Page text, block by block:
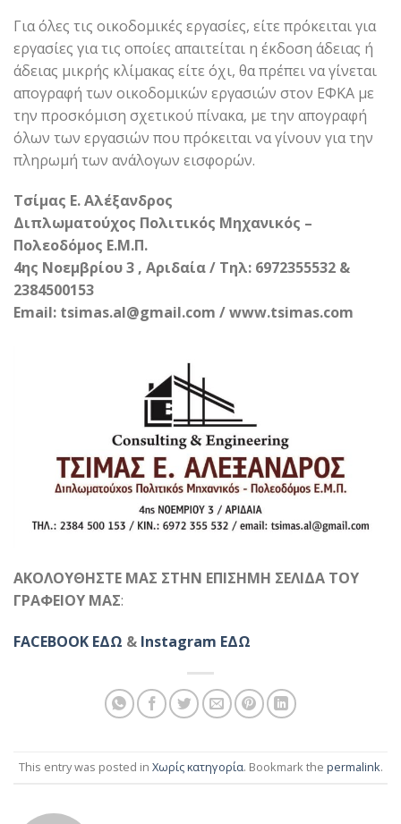
Για όλες τις οικοδομικές εργασίες, είτε πρόκειται για
εργασίες για τις οποίες απαιτείται η έκδοση άδειας ή
άδειας μικρής κλίμακας είτε όχι, θα πρέπει να γίνεται
απογραφή των οικοδομικών εργασιών στον ΕΦΚΑ με
την προσκόμιση σχετικού πίνακα, με την απογραφή
όλων των εργασιών που πρόκειται να γίνουν για την
πληρωμή των ανάλογων εισφορών.
Τσίμας Ε. Αλέξανδρος
Διπλωματούχος Πολιτικός Μηχανικός –
Πολεοδόμος Ε.Μ.Π.
4ης Νοεμβρίου 3 , Αριδαία / Τηλ: 6972355532 &
2384500153
Email: tsimas.al@gmail.com / www.tsimas.com
ΑΚΟΛΟΥΘΗΣΤΕ ΜΑΣ ΣΤΗΝ ΕΠΙΣΗΜΗ ΣΕΛΙΔΑ ΤΟΥ
ΓΡΑΦΕΙΟΥ ΜΑΣ:
FACEBOOK ΕΔΩ & Instagram ΕΔΩ
This entry was posted in Χωρίς κατηγορία. Bookmark the permalink.